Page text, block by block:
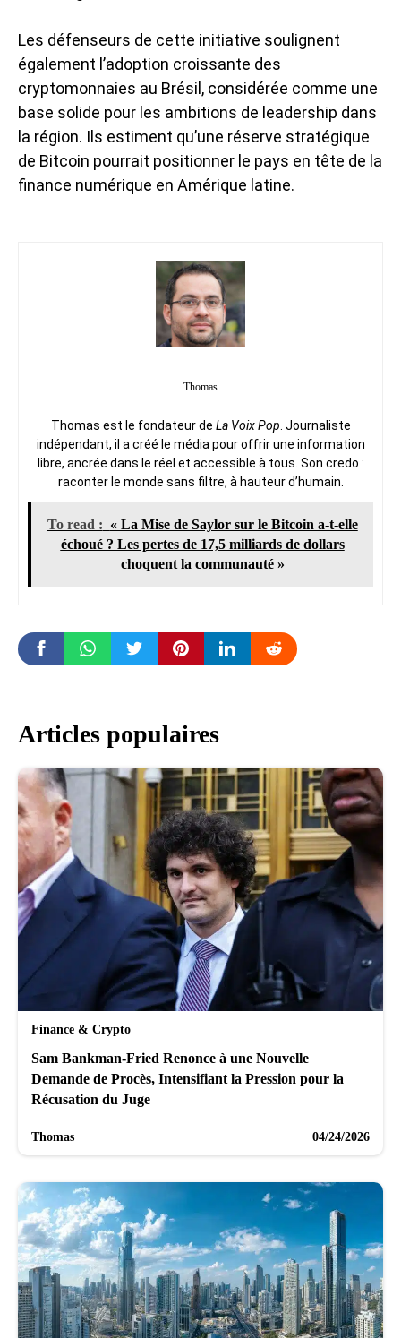
Les défenseurs de cette initiative soulignent
également l’adoption croissante des
cryptomonnaies au Brésil, considérée comme une
base solide pour les ambitions de leadership dans
la région. Ils estiment qu’une réserve stratégique
de Bitcoin pourrait positionner le pays en tête de la
finance numérique en Amérique latine.
Thomas
Thomas est le fondateur de La Voix Pop . Journaliste
indépendant, il a créé le média pour offrir une information
libre, ancrée dans le réel et accessible à tous. Son credo :
raconter le monde sans filtre, à hauteur d’humain.
To read : « La Mise de Saylor sur le Bitcoin a-t-elle
échoué ? Les pertes de 17,5 milliards de dollars
choquent la communauté »
Articles populaires
Finance & Crypto
Sam Bankman-Fried Renonce à une Nouvelle
Demande de Procès, Intensifiant la Pression pour la
Récusation du Juge
Thomas 04/24/2026